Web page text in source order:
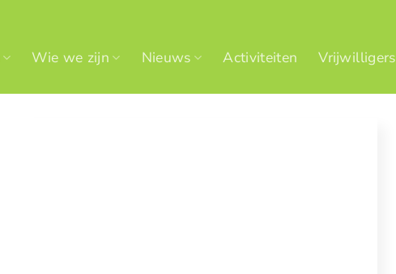
Wie we zijn Nieuws Activiteiten Vrijwilligers